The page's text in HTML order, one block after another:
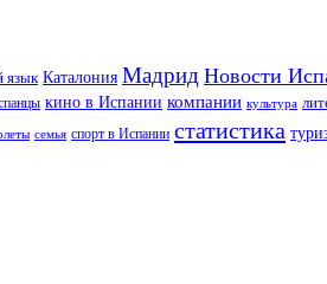
язык Каталония Мадрид Новости
кино в Испании компании культура
семья спорт в Испании статистика